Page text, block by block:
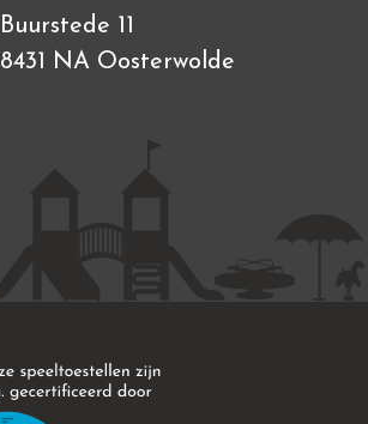
Buurstede 11
8431 NA Oosterwolde